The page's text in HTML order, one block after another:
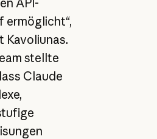
ermöglicht“,
Kavoliunas.
stellte
Claude